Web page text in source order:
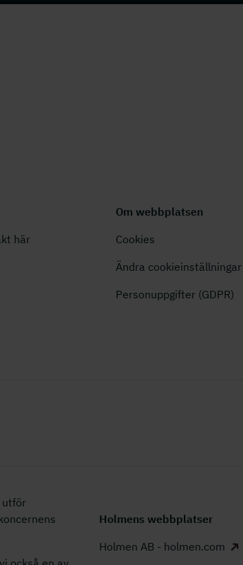
här
Om webbplatsen
Cookies
Ändra cookieinställningar
Personuppgifter (GDPR)
utför
Holmens webbplatser
Holmen AB - holmen.com